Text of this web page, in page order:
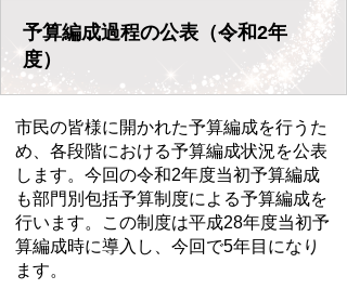
予算編成過程の公表（令和2年
度）
市民の皆様に開かれた予算編成を行うた
め、各段階における予算編成状況を公表
します。今回の令和2年度当初予算編成
も部門別包括予算制度による予算編成を
行います。この制度は平成28年度当初予
算編成時に導入し、今回で5年目になり
ます。